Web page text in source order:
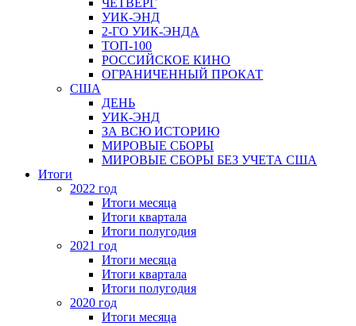
ЧЕТВЕРГ
УИК-ЭНД
2-ГО УИК-ЭНДА
ТОП-100
РОССИЙСКОЕ КИНО
ОГРАНИЧЕННЫЙ ПРОКАТ
США
ДЕНЬ
УИК-ЭНД
ЗА ВСЮ ИСТОРИЮ
МИРОВЫЕ СБОРЫ
МИРОВЫЕ СБОРЫ БЕЗ УЧЕТА США
Итоги
2022 год
Итоги месяца
Итоги квартала
Итоги полугодия
2021 год
Итоги месяца
Итоги квартала
Итоги полугодия
2020 год
Итоги месяца